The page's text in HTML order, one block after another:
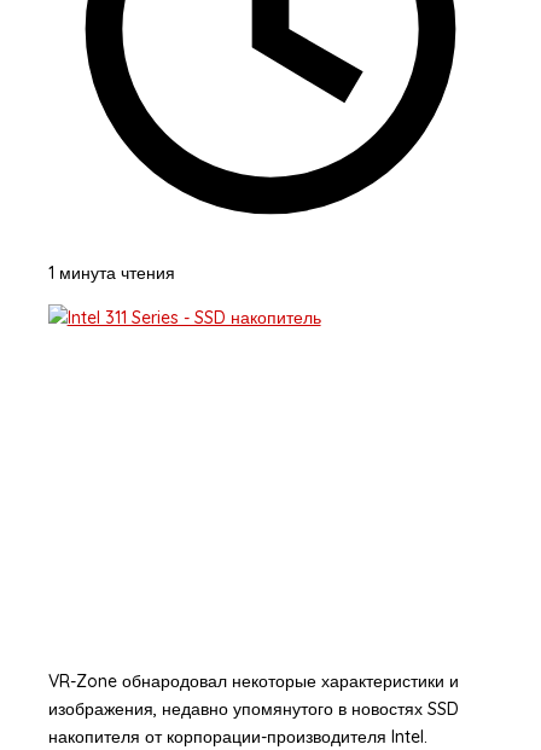
1 минута чтения
VR-Zone обнародовал некоторые характеристики и
изображения, недавно упомянутого в новостях SSD
накопителя от корпорации-производителя Intel.